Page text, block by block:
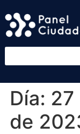
Día: 27
de